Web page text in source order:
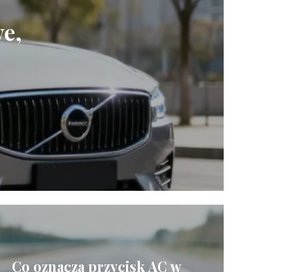
Co oznacza przycisk AC w